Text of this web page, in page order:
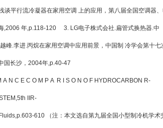
平行流冷凝器在家用空调 上的应用，第八届全国空调器
,2006 年,p.118-120 3. LG电子株式会社.扁管式换热器.中
.李进.丙烷在家用空调中应用前景，中国制 冷学会第十七
国长沙，2004年,p.40-47
N C E C O M P A R I S O N O F HYDROCARBON R-
IIR-
610 （注：本文选自第九届全国小型制冷机学术